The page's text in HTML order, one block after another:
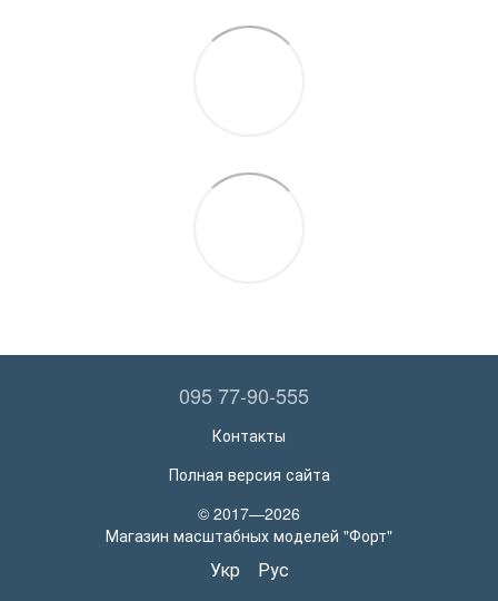
095 77-90-555
Контакты
Полная версия сайта
© 2017—2026
Магазин масштабных моделей "Форт"
Укр Рус